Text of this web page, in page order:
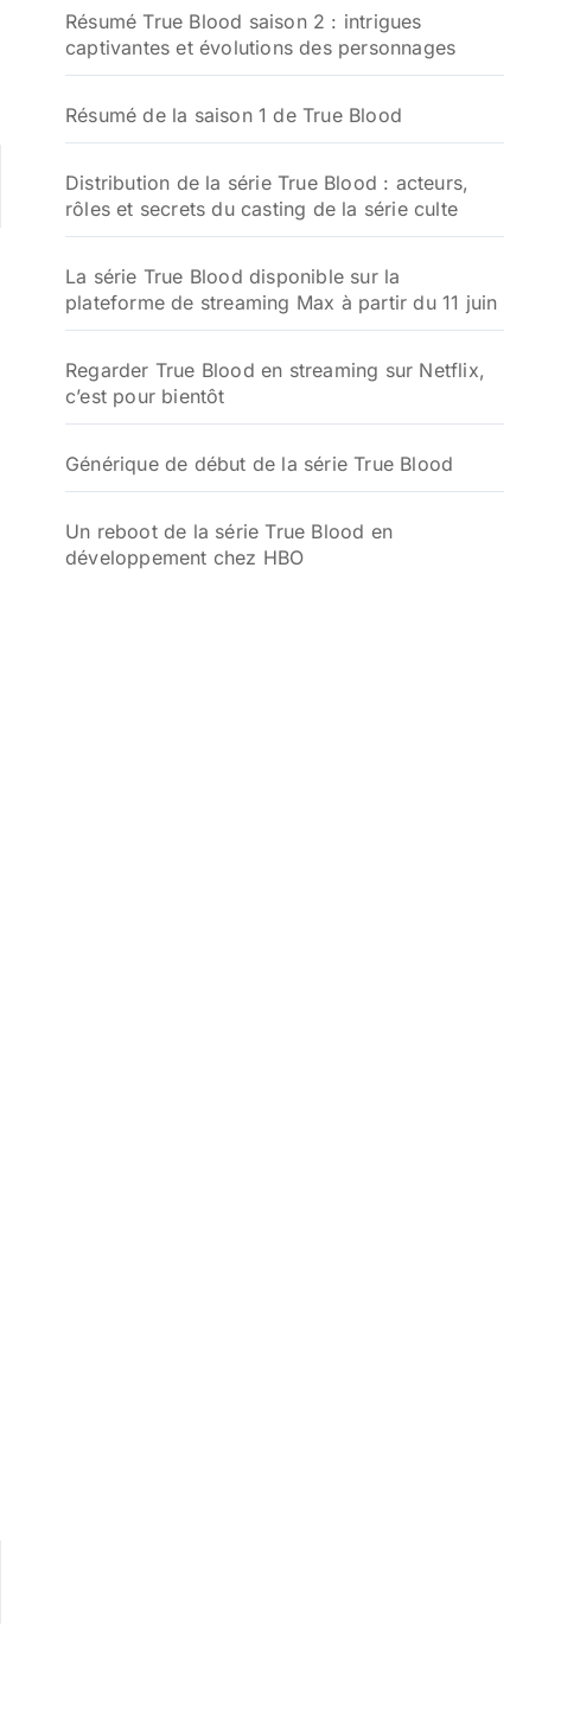
Résumé True Blood saison 2 : intrigues
captivantes et évolutions des personnages
Résumé de la saison 1 de True Blood
Distribution de la série True Blood : acteurs,
rôles et secrets du casting de la série culte
La série True Blood disponible sur la
plateforme de streaming Max à partir du 11 juin
Regarder True Blood en streaming sur Netflix,
c’est pour bientôt
Générique de début de la série True Blood
Un reboot de la série True Blood en
développement chez HBO